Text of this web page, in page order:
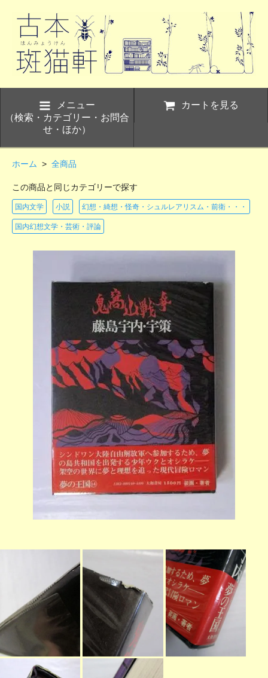
メニュー
（検索・カテゴリー・お問合
せ・ほか）
カートを見る
ホーム > 全商品
この商品と同じカテゴリーで探す
国内文学 小説 幻想・綺想・怪奇・シュルレアリスム・前衛・・・
国内幻想文学・芸術・評論